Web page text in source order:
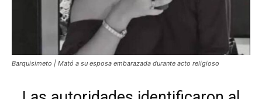
Barquisimeto | Mató a su esposa embarazada durante acto religioso